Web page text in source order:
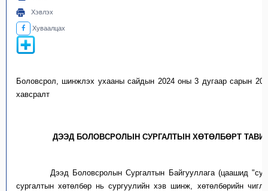
Хэвлэх
Хуваалцах
Боловсрол,шинжлэх ухааны сайдын 2024 оны 3 дугаар сарын
хавсралт
ДЭЭД БОЛОВСРОЛЫН СУРГАЛТЫН ХӨТӨЛБӨРТ
Дээд БоловсролынСургалтын Байгууллага (цаашид "
сургалтын хөтөлбөрньсургуулийн хэв шинж, хөтөлбөрийн